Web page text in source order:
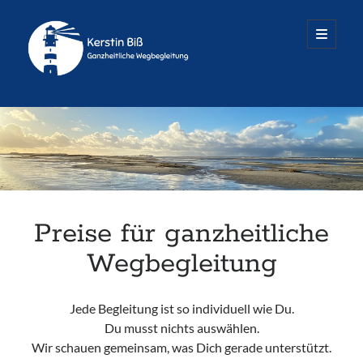
Räume
für
...
open
primary
Sidebar
Termine nach Vereinbarung
Dienstag – Freitag
Räume für mehr…
90491 Nürnberg
Preise für ganzheitliche
Wegbegleitung
Jede Begleitung ist so individuell wie Du.
Du musst nichts auswählen.
Wir schauen gemeinsam, was Dich gerade unterstützt.